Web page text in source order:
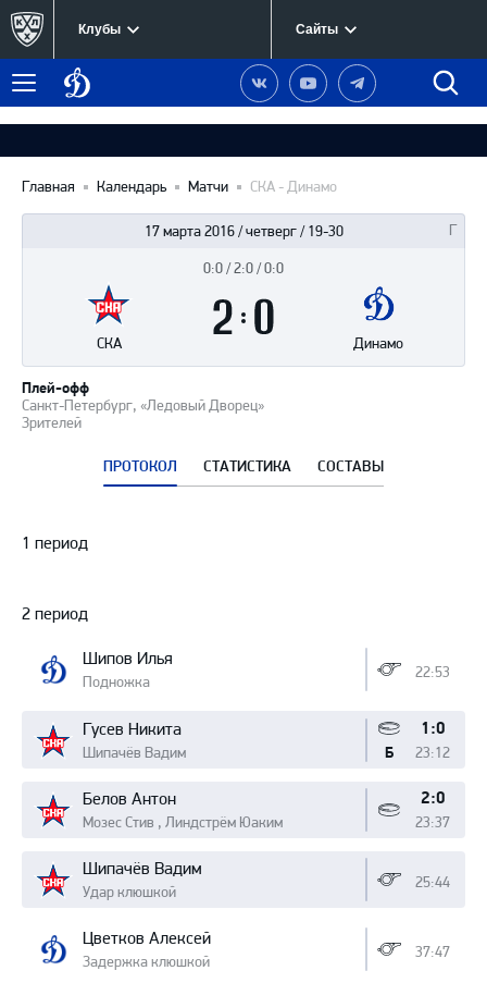
Клубы Сайты
Меню
Динамо
Москва
Наша
группа
Вконтакте
Наш
канал
YouTube
Наш
канал
Telegram
Главная Календарь Матчи СКА - Динамо
17 марта 2016 / четверг / 19-30
Санкт-Петербург, «Ледовый Дворец»
Зрителей
Плей-офф
матча
0:0 / 2:0 / 0:0
СКА Динамо
ПРОТОКОЛ СТАТИСТИКА СОСТАВЫ
Протокол
1 период
2 период
Шипов Илья
Подножка
22:53
Гусев Никита
Шипачёв Вадим
1:0
23:12
Б
Белов Антон
Мозес Стив , Линдстрём Юаким
2:0
23:37
Шипачёв Вадим
Удар клюшкой
25:44
Цветков Алексей
Задержка клюшкой
37:47